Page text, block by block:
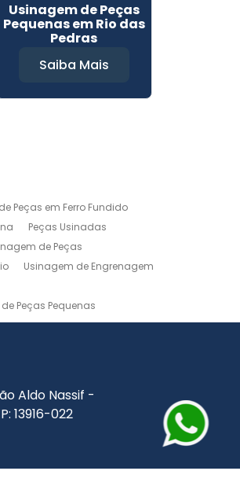
Usinagem de Peças
Pequenas em Rio das
Pedras
Saiba Mais
Peças em Ferro Fundido
Peças Usinadas
de Peças
Usinagem de Engrenagem
Peças Pequenas
Leve
Aldo Nassif -
13916-022